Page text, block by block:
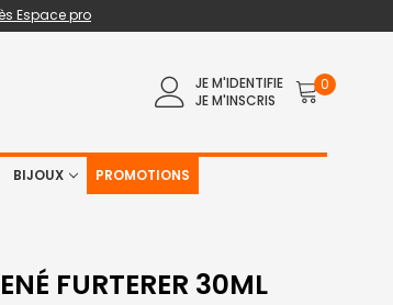
Espace pro
JE M'IDENTIFIE
JE M'INSCRIS
0
BIJOUX PROMOTIONS
FURTERER 30ML